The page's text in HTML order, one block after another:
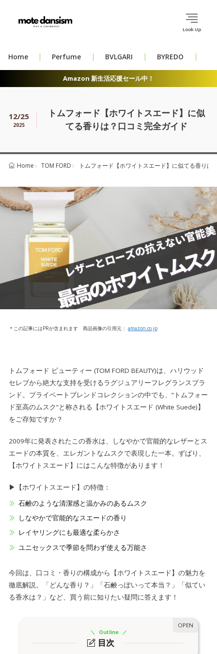
Look Up
Home Perfume BVLGARI BYREDO
Amazon 新生活応援セール中！
12/25
2025
トムフォード【ホワイトスエード】に似
てる香りは？口コミ完全ガイド
Home TOM FORD トムフォード【ホワイトスエード】に似てる香りは
＊この記事にはPRが含まれます 商品画像の引用元： amazon.co.jp
トムフォード ビューティー (TOM FORD BEAUTY)は、ハリウッド
セレブから絶大な支持を受けるラグジュアリーフレグランスブラ
ンド。プライベートブレンドコレクションの中でも、”トムフォー
ド至高のムスク”と称される【ホワイトスエード (White Suede)】
をご存知ですか？
2009年に発表されたこの香水は、しなやかで官能的なレザーとス
エードの本質を、エレガントなムスクで表現した一本。ずばり、
【ホワイトスエード】にはこんな特徴があります！
▶【ホワイトスエード】の特徴：
石鹸のような清潔感と温かみのあるムスク
しなやかで官能的なスエードの香り
レイヤリングにも最適な柔らかさ
ユニセックスで季節を問わず使える万能さ
今回は、口コミ・香りの構成から【ホワイトスエード】の魅力を
徹底解説。「どんな香り？」「石鹸っぽいって本当？」「似てい
る香水は？」など、買う前に知りたい疑問に答えます！
目次
Outline